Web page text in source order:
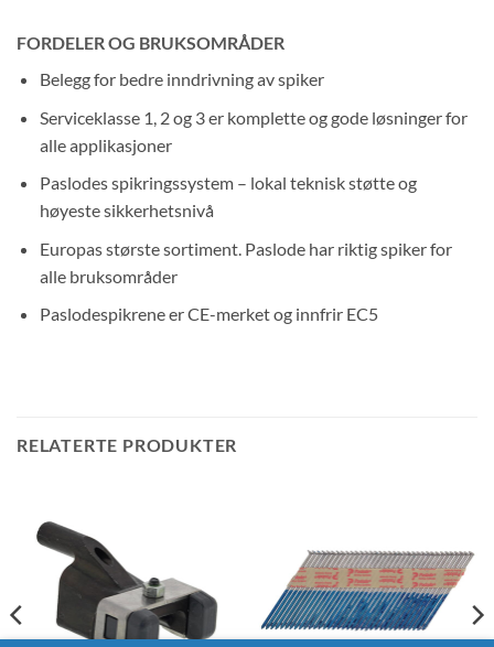
FORDELER OG BRUKSOMRÅDER
Belegg for bedre inndrivning av spiker
Serviceklasse 1, 2 og 3 er komplette og gode løsninger for
alle applikasjoner
Paslodes spikringssystem – lokal teknisk støtte og
høyeste sikkerhetsnivå
Europas største sortiment. Paslode har riktig spiker for
alle bruksområder
Paslodespikrene er CE-merket og innfrir EC5
RELATERTE PRODUKTER